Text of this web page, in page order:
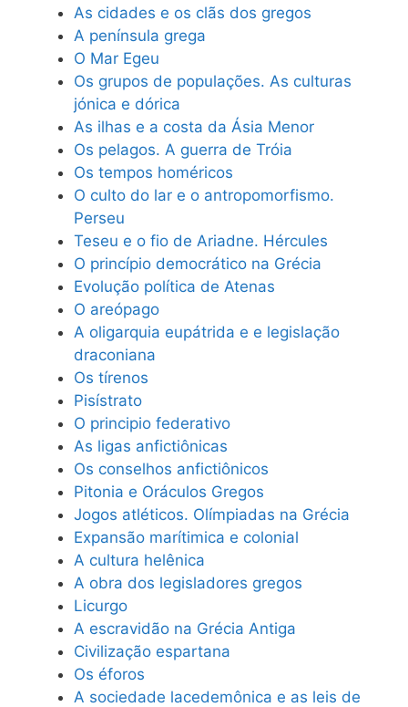
As cidades e os clãs dos gregos
A península grega
O Mar Egeu
Os grupos de populações. As culturas
jónica e dórica
As ilhas e a costa da Ásia Menor
Os pelagos. A guerra de Tróia
Os tempos homéricos
O culto do lar e o antropomorfismo.
Perseu
Teseu e o fio de Ariadne. Hércules
O princípio democrático na Grécia
Evolução política de Atenas
O areópago
A oligarquia eupátrida e e legislação
draconiana
Os tírenos
Pisístrato
O principio federativo
As ligas anfictiônicas
Os conselhos anfictiônicos
Pitonia e Oráculos Gregos
Jogos atléticos. Olímpiadas na Grécia
Expansão marítimica e colonial
A cultura helênica
A obra dos legisladores gregos
Licurgo
A escravidão na Grécia Antiga
Civilização espartana
Os éforos
A sociedade lacedemônica e as leis de